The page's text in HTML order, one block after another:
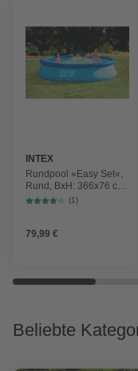
INTEX
Rundpool »Easy Set«,
Rund, BxH: 366x76 cm,
blau
(1)
79,99 €
Beliebte